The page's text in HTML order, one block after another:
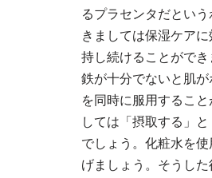
るプラセンタだとい
きましては保湿ケア
持し続けることがで
鉄が十分でないと肌
を同時に服用するこ
しては「摂取する」
でしょう。化粧水を
げましょう。そうし